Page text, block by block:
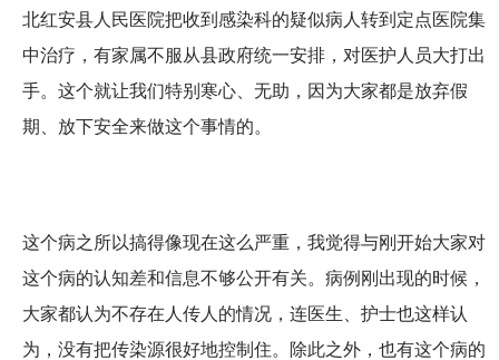
北红安县人民医院把收到感染科的疑似病人转到定点医院集
中治疗，有家属不服从县政府统一安排，对医护人员大打出
手。这个就让我们特别寒心、无助，因为大家都是放弃假
期、放下安全来做这个事情的。
这个病之所以搞得像现在这么严重，我觉得与刚开始大家对
这个病的认知差和信息不够公开有关。病例刚出现的时候，
大家都认为不存在人传人的情况，连医生、护士也这样认
为，没有把传染源很好地控制住。除此之外，也有这个病的